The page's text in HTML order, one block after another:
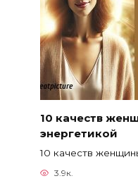
10 качеств
энергетикой
10 качеств
3.9к.